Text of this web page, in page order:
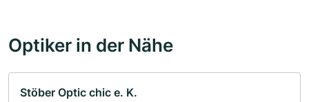
Optiker in der Nähe
Stöber Optic chic e. K.